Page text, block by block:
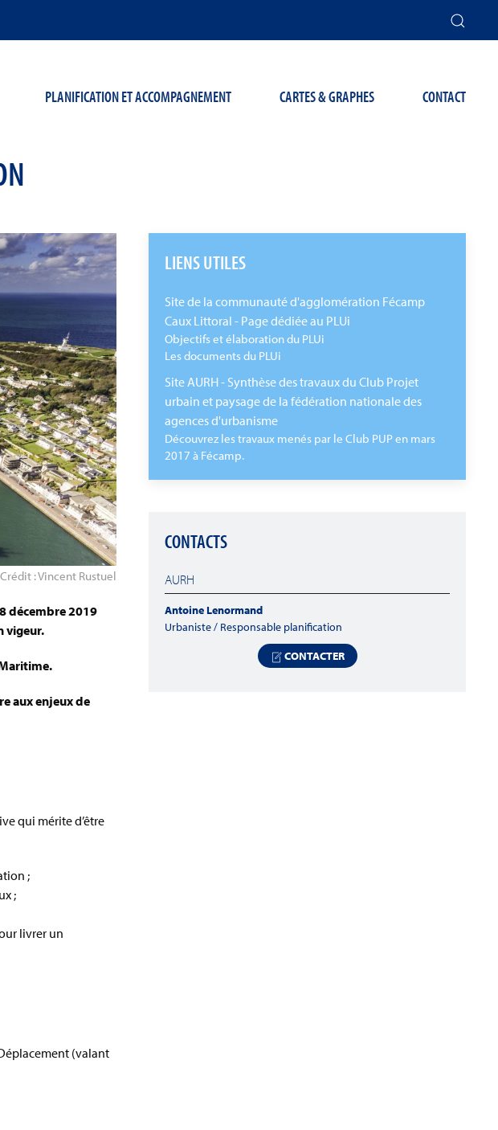
PLANIFICATION ET ACCOMPAGNEMENT CARTES & GRAPHES CONTACT
Crédit : Vincent Rustuel
décembre 2019
vigeur.
aux enjeux de
qui mérite d’être
;
;
livrer un
(valant
LIENS UTILES
Site de la communauté d'agglomération Fécamp
Caux Littoral - Page dédiée au PLUi
Objectifs et élaboration du PLUi
Les documents du PLUi
Site AURH - Synthèse des travaux du Club Projet
urbain et paysage de la fédération nationale des
agences d'urbanisme
Découvrez les travaux menés par le Club PUP en mars
2017 à Fécamp.
CONTACTS
AURH
Antoine Lenormand
Urbaniste / Responsable planification
CONTACTER